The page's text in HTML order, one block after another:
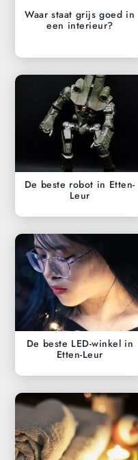
Waar staat grijs goed in
een interieur?
De beste robot in Etten-
Leur
De beste LED-winkel in
Etten-Leur